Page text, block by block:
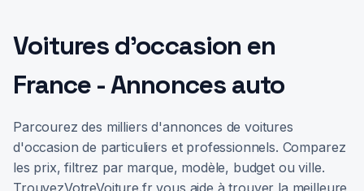
Voitures d'occasion en
France - Annonces auto
Parcourez des milliers d'annonces de voitures
d'occasion de particuliers et professionnels. Comparez
les prix, filtrez par marque, modèle, budget ou ville.
TrouvezVotreVoiture.fr vous aide à trouver la meilleure